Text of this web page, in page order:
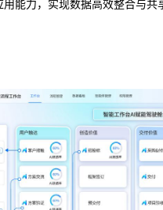
能力，实现数据高效整合与
执行差异
进行可视化呈现，清晰展示流